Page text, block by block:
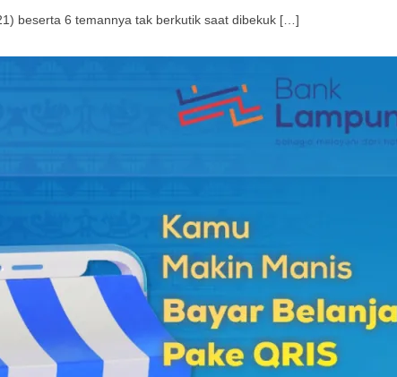
beserta 6 temannya tak berkutik saat dibekuk […]